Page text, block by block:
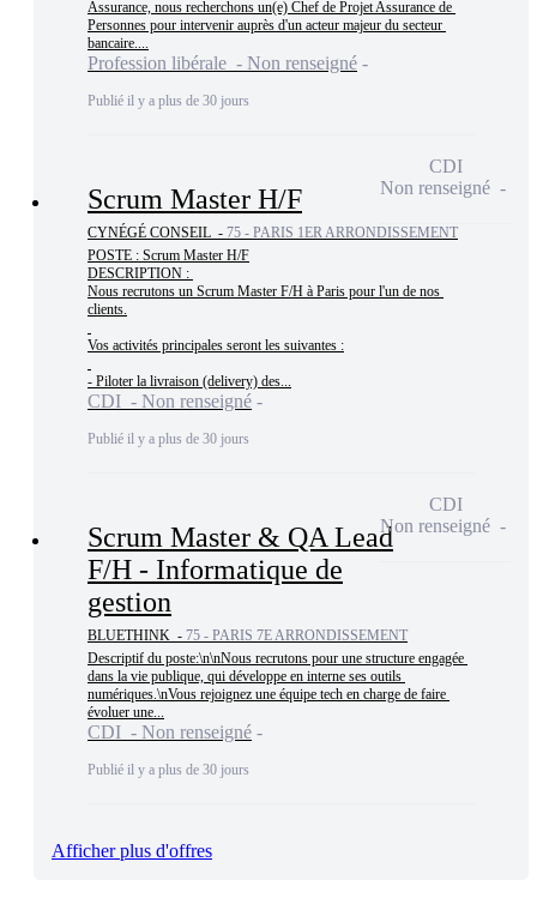
Assurance, nous recherchons un(e) Chef de Projet Assurance de
Personnes pour intervenir auprès d'un acteur majeur du secteur
bancaire....
Profession libérale - Non renseigné
Publié il y a plus de 30 jours
Scrum Master H/F
CYNÉGÉ CONSEIL - 75 - PARIS 1ER ARRONDISSEMENT
POSTE : Scrum Master H/F
DESCRIPTION :
Nous recrutons un Scrum Master F/H à Paris pour l'un de nos
clients.
Vos activités principales seront les suivantes :
- Piloter la livraison (delivery) des...
CDI - Non renseigné
Publié il y a plus de 30 jours
CDI
Non renseigné
Scrum Master & QA Lead
F/H - Informatique de
gestion
BLUETHINK - 75 - PARIS 7E ARRONDISSEMENT
Descriptif du poste:\n\nNous recrutons pour une structure engagée
dans la vie publique, qui développe en interne ses outils
numériques.\nVous rejoignez une équipe tech en charge de faire
évoluer une...
CDI - Non renseigné
Publié il y a plus de 30 jours
CDI
Non renseigné
Afficher plus d'offres